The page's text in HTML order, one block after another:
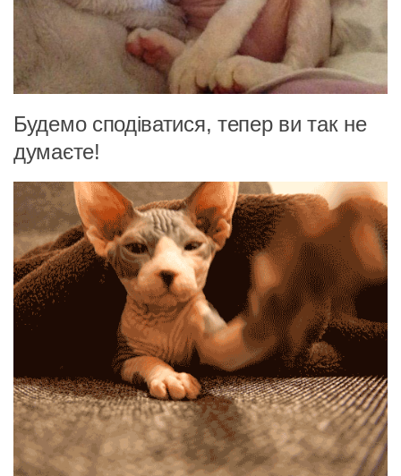
Будемо сподіватися, тепер ви так не
думаєте!